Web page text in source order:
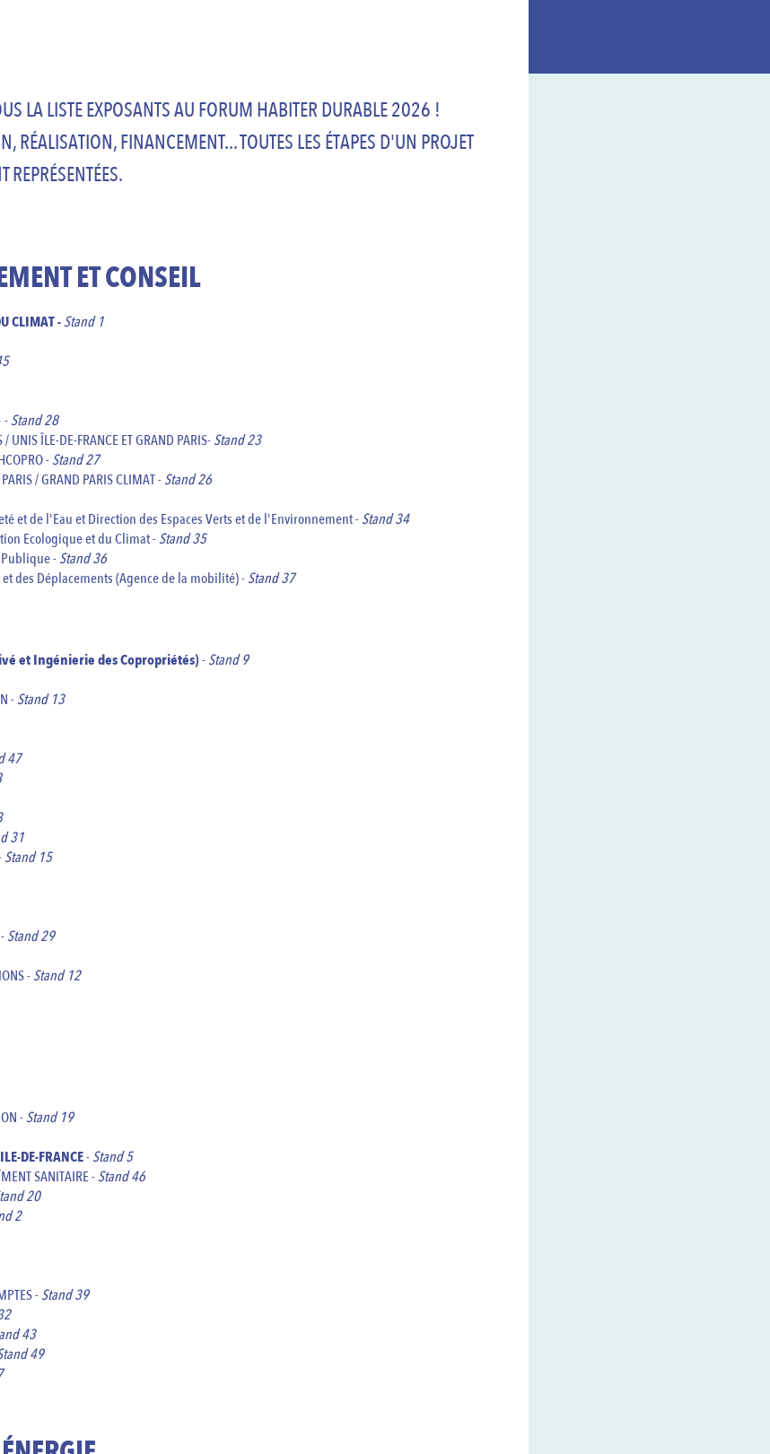
LA LISTE EXPOSANTS AU FORUM HABITER DURABLE 2026 !
RÉALISATION, FINANCEMENT... TOUTES LES ÉTAPES D'UN PROJET
REPRÉSENTÉES.
ET CONSEIL
CLIMAT -Stand 1
- Stand 28
UNIS ÎLE-DE-FRANCE ET GRAND PARIS- Stand 23
- Stand 27
/ GRAND PARIS CLIMAT - Stand 26
et de l'Eau etDirection des Espaces Verts et de l'Environnement- Stand 34
Ecologique et du Climat - Stand 35
- Stand 36
des Déplacements (Agence de la mobilité) - Stand 37
et Ingénierie des Copropriétés)- Stand 9
- Stand 13
47
31
Stand 15
Stand 29
- Stand 12
- Stand 19
DE-FRANCE- Stand 5
SANITAIRE - Stand 46
20
2
- Stand 39
43
49